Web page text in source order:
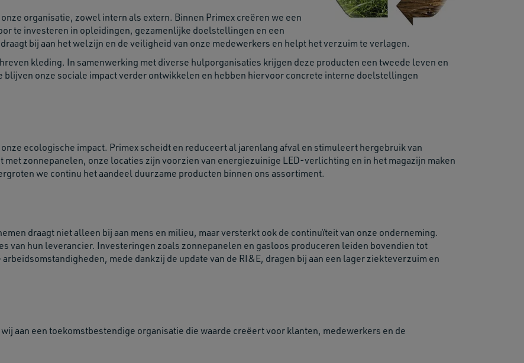
can
use
touch
swipe
gestures.
organisatie, zowel intern als extern. Binnen Primex creëren we een
te investeren in opleidingen, gezamenlijke doelstellingen en een
bij aan het welzijn en de veiligheid van onze medewerkers en helpt het verzuim te verlagen.
kleding. In samenwerking met diverse hulporganisaties krijgen deze producten een tweede leven en
blijven onze sociale impact verder ontwikkelen en hebben hiervoor concrete interne doelstellingen
ecologische impact. Primex scheidt en reduceert al jarenlang afval en stimuleert hergebruik van
zonnepanelen, onze locaties zijn voorzien van energiezuinige LED-verlichting en in het magazijn maken
we continu het aandeel duurzame producten binnen ons assortiment.
draagt niet alleen bij aan mens en milieu, maar versterkt ook de continuïteit van onze onderneming.
van hun leverancier. Investeringen zoals zonnepanelen en gasloos produceren leiden bovendien tot
mede dankzij de update van de RI&E, dragen bij aan een lager ziekteverzuim en
aan een toekomstbestendige organisatie die waarde creëert voor klanten, medewerkers en de